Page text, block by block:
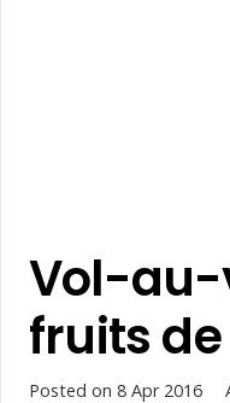
Vol-au-
fruits
Posted on 8 Apr 2016